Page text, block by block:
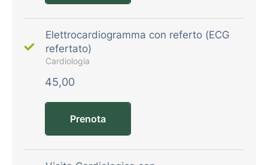
Elettrocardiogramma con referto (ECG
refertato)
Cardiologia
45,00
Prenota